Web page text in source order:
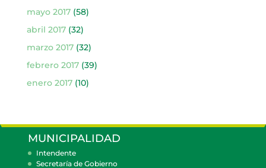
mayo 2017(58)
abril 2017(32)
marzo 2017(32)
febrero 2017(39)
enero 2017(10)
MUNICIPALIDAD
Intendente
Secretaría de Gobierno